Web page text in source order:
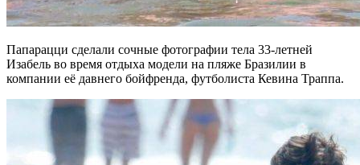
Папарацци сделали сочные фотографии тела 33-летней
Изабель во время отдыха модели на пляже Бразилии в
компании её давнего бойфренда, футболиста Кевина Траппа.